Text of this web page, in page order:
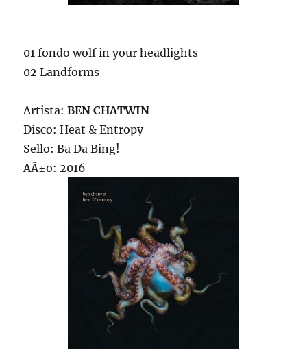
01 fondo wolf in your headlights
02 Landforms
Artista:BEN CHATWIN
Disco: Heat & Entropy
Sello: Ba Da Bing!
AÃ±o: 2016